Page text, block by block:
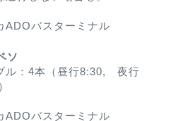
ADOバスターミナル
ソ
ル：4本（昼行8:30, 夜行
ADOバスターミナル